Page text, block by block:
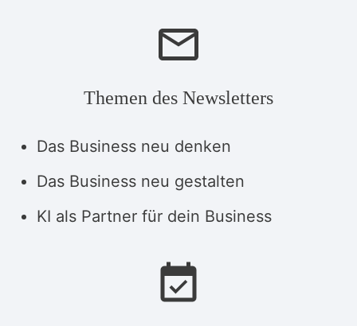
Themen des Newsletters
Das Business neu denken
Das Business neu gestalten
KI als Partner für dein Business